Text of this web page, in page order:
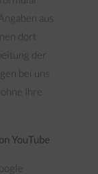
aus
dort
der
bei uns
Ihre
YouTube